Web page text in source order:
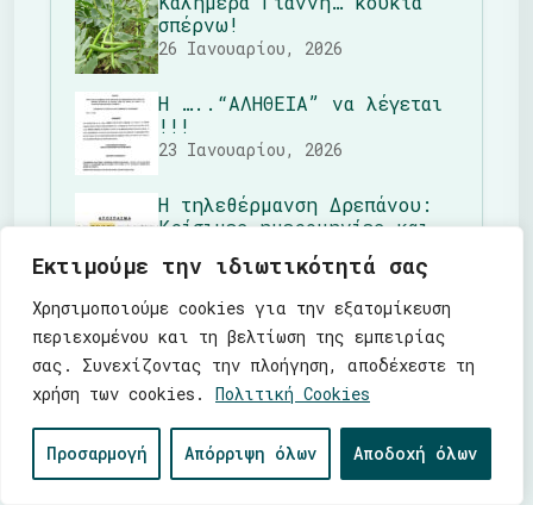
Εκτιμούμε την ιδιωτικότητά σας
Χρησιμοποιούμε cookies για την εξατομίκευση
περιεχομένου και τη βελτίωση της εμπειρίας
σας. Συνεχίζοντας την πλοήγηση, αποδέχεστε τη
χρήση των cookies.
Πολιτική Cookies
Προσαρμογή Απόρριψη όλων Αποδοχή όλων
σπέρνω!
26 Ιανουαρίου, 2026
Η …..“ΑΛΗΘΕΙΑ” να λέγεται
!!!
23 Ιανουαρίου, 2026
Η τηλεθέρμανση Δρεπάνου:
Κρίσιμες ημερομηνίες και
17 Δεκεμβρίου, 2025
Ο ορισμός του ψέματος!
13 Δεκεμβρίου, 2025
Tags